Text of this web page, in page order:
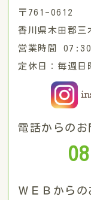
〒761-0612
香川県木田郡
営業時間
定休日：毎週日
電話からのお
ＷＥＢからの